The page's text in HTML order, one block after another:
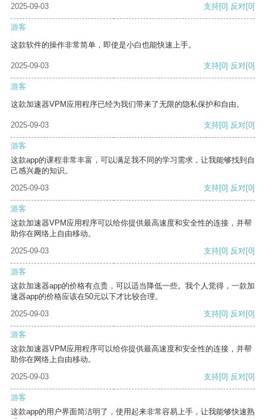
2025-09-03 支持[0] 反对[0]
游客
这款软件的操作非常简单，即使是小白也能快速上手。
2025-09-03 支持[0] 反对[0]
游客
这款加速器VPM应用程序已经为我们带来了无限的隐私保护和自由。
2025-09-03 支持[0] 反对[0]
游客
这款app的课程非常丰富，可以满足我不同的学习需求，让我能够找到自
己感兴趣的知识。
2025-09-03
支持[0] 反对[0]
游客
这款加速器VPM应用程序可以给你提供最高速度和安全性的连接，并帮
助你在网络上自由移动。
2025-09-03
支持[0] 反对[0]
游客
这款加速器app的价格有点贵，可以适当降低一些。我个人觉得，一款加
速器app的价格应该在50元以下才比较合理。
2025-09-03
支持[0] 反对[0]
游客
这款加速器VPM应用程序可以给你提供最高速度和安全性的连接，并帮
助你在网络上自由移动。
2025-09-03
支持[0] 反对[0]
游客
这款app的用户界面简洁明了，使用起来非常容易上手，让我能够快速熟